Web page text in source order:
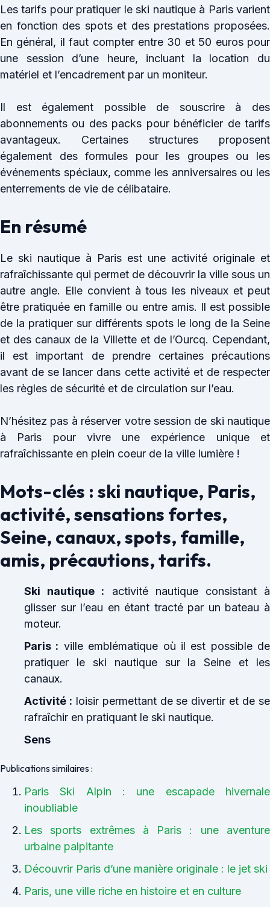
Les tarifs pour pratiquer le ski nautique à Paris varient
en fonction des spots et des prestations proposées.
En général, il faut compter entre 30 et 50 euros pour
une session d’une heure, incluant la location du
matériel et l’encadrement par un moniteur.
Il est également possible de souscrire à des
abonnements ou des packs pour bénéficier de tarifs
avantageux. Certaines structures proposent
également des formules pour les groupes ou les
événements spéciaux, comme les anniversaires ou les
enterrements de vie de célibataire.
En résumé
Le ski nautique à Paris est une activité originale et
rafraîchissante qui permet de découvrir la ville sous un
autre angle. Elle convient à tous les niveaux et peut
être pratiquée en famille ou entre amis. Il est possible
de la pratiquer sur différents spots le long de la Seine
et des canaux de la Villette et de l’Ourcq. Cependant,
il est important de prendre certaines précautions
avant de se lancer dans cette activité et de respecter
les règles de sécurité et de circulation sur l’eau.
N’hésitez pas à réserver votre session de ski nautique
à Paris pour vivre une expérience unique et
rafraîchissante en plein coeur de la ville lumière !
Mots-clés : ski nautique, Paris,
activité, sensations fortes,
Seine, canaux, spots, famille,
amis, précautions, tarifs.
Ski nautique : activité nautique consistant à
glisser sur l’eau en étant tracté par un bateau à
moteur.
Paris : ville emblématique où il est possible de
pratiquer le ski nautique sur la Seine et les
canaux.
Activité : loisir permettant de se divertir et de se
rafraîchir en pratiquant le ski nautique.
Sens
Publications similaires :
Paris Ski Alpin : une escapade hivernale
inoubliable
Les sports extrêmes à Paris : une aventure
urbaine palpitante
Découvrir Paris d’une manière originale : le jet ski
Paris, une ville riche en histoire et en culture